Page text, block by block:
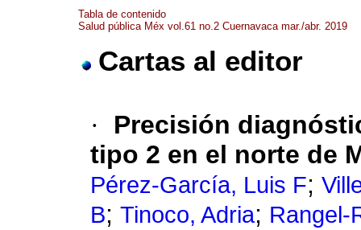
Tabla de contenido
Salud pública Méx vol.61 no.2 Cuernavaca mar./abr. 2019
Cartas al editor
·
Precisión
tipo 2 en el norte de
Pérez-García, Luis F;
B; Tinoco, Adria; Rangel-